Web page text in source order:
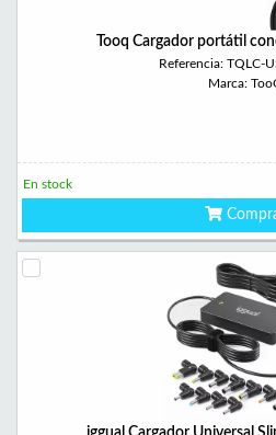
Tooq Cargador portátil
Referencia: TQLC-
Marca:
En stock